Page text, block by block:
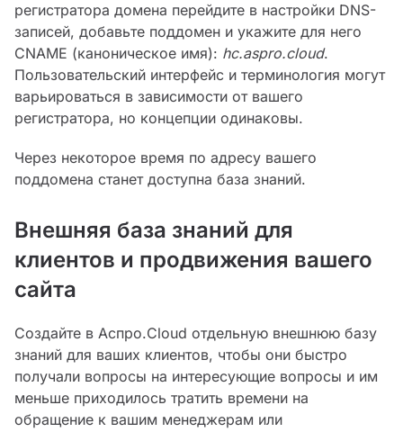
регистратора домена перейдите в настройки DNS-
записей, добавьте поддомен и укажите для него
CNAME (каноническое имя): hc.aspro.cloud.
Пользовательский интерфейс и терминология могут
варьироваться в зависимости от вашего
регистратора, но концепции одинаковы.
Через некоторое время по адресу вашего
поддомена станет доступна база знаний.
Внешняя база знаний для
клиентов и продвижения вашего
сайта
Создайте в Аспро.Cloud отдельную внешнюю базу
знаний для ваших клиентов, чтобы они быстро
получали вопросы на интересующие вопросы и им
меньше приходилось тратить времени на
обращение к вашим менеджерам или